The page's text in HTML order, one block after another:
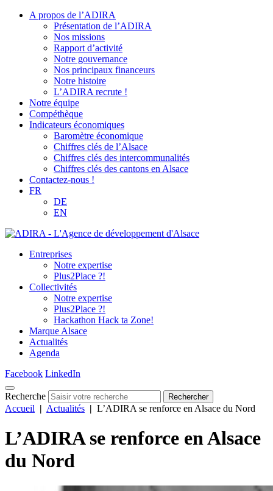
A propos de l’ADIRA
Présentation de l’ADIRA
Nos missions
Rapport d’activité
Notre gouvernance
Nos principaux financeurs
Notre histoire
L’ADIRA recrute !
Notre équipe
Compéthèque
Indicateurs économiques
Baromètre économique
Chiffres clés de l’Alsace
Chiffres clés des intercommunalités
Chiffres clés des cantons en Alsace
Contactez-nous !
FR
DE
EN
Entreprises
Notre expertise
Plus2Place ?!
Collectivités
Notre expertise
Plus2Place ?!
Hackathon Hack ta Zone!
Marque Alsace
Actualités
Agenda
Facebook LinkedIn
Recherche Rechercher
Accueil | Actualités | L’ADIRA se renforce en Alsace du Nord
L’ADIRA se renforce en Alsace
du Nord